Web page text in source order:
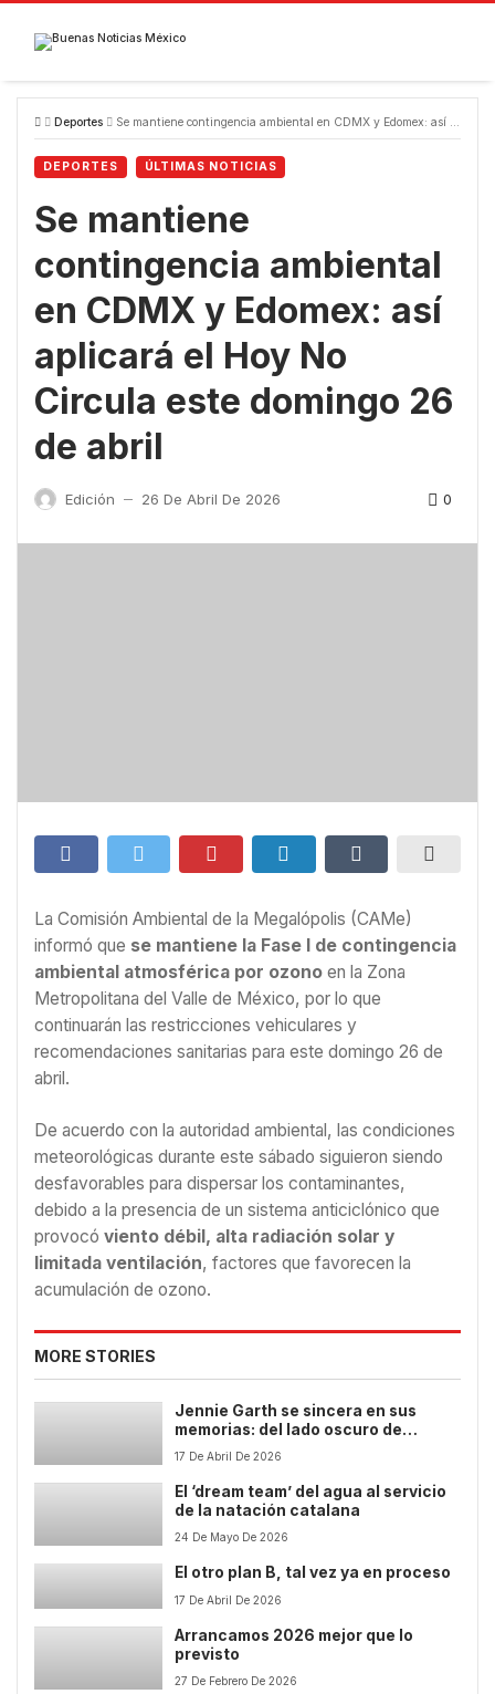
Skip
content
Deportes Se mantiene contingencia ambiental en CDMX y Edomex: así aplicará el Hoy No Circula este domingo 26 de abril
DEPORTES ÚLTIMAS NOTICIAS
Se mantiene
contingencia ambiental
en CDMX y Edomex: así
aplicará el Hoy No
Circula este domingo 26
de abril
Edición — 26 De Abril De 2026 0
La Comisión Ambiental de la Megalópolis (CAMe)
informó que se mantiene la Fase I de contingencia
ambiental atmosférica por ozono en la Zona
Metropolitana del Valle de México, por lo que
continuarán las restricciones vehiculares y
recomendaciones sanitarias para este domingo 26 de
abril.
De acuerdo con la autoridad ambiental, las condiciones
meteorológicas durante este sábado siguieron siendo
desfavorables para dispersar los contaminantes,
debido a la presencia de un sistema anticiclónico que
provocó viento débil, alta radiación solar y
limitada ventilación, factores que favorecen la
acumulación de ozono.
MORE STORIES
Jennie Garth se sincera en sus
memorias: del lado oscuro de
‘Sensación de vivir’ a su amor
17 De Abril De 2026
El ‘dream team’ del agua al servicio
de la natación catalana
24 De Mayo De 2026
El otro plan B, tal vez ya en proceso
17 De Abril De 2026
Arrancamos 2026 mejor que lo
previsto
27 De Febrero De 2026